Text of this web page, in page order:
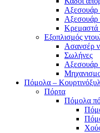
Αξεσουάρ
Αξεσουάρ
Κρεμαστά
Εξοπλισμός
Ασανσέρ
Σωλήνες
Αξεσουάρ
Πόμολα –
Πόρτα
Πόμολα